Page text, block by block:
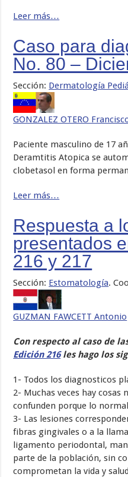
Leer más…
Caso para
No. 80 –
Sección: Dermatología
GONZALEZ OTERO
Paciente masculino de 17
Deramtitis Atopica se
clobetasol en forma
Leer más…
Respuesta a
presentados
216 y 217
Sección: Estomatologí­a.
GUZMAN FAWCETT Antonio
Con respecto al caso de
Edición 216les hago los
1- Todos los diagnosticos
2- Muchas veces hay cosas
confunden porque lo
3- Las lesiones
fibras gingivales o a la
ligamento periodontal,
parte de la población, sin
comprometan la vida y